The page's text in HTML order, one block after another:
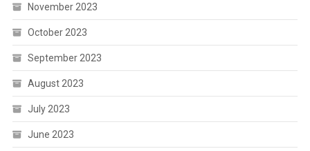
November 2023
October 2023
September 2023
August 2023
July 2023
June 2023